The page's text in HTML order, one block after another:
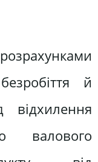
й
відхилення
валового